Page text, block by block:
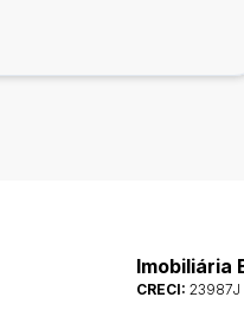
Imobiliária
CRECI: 23987J